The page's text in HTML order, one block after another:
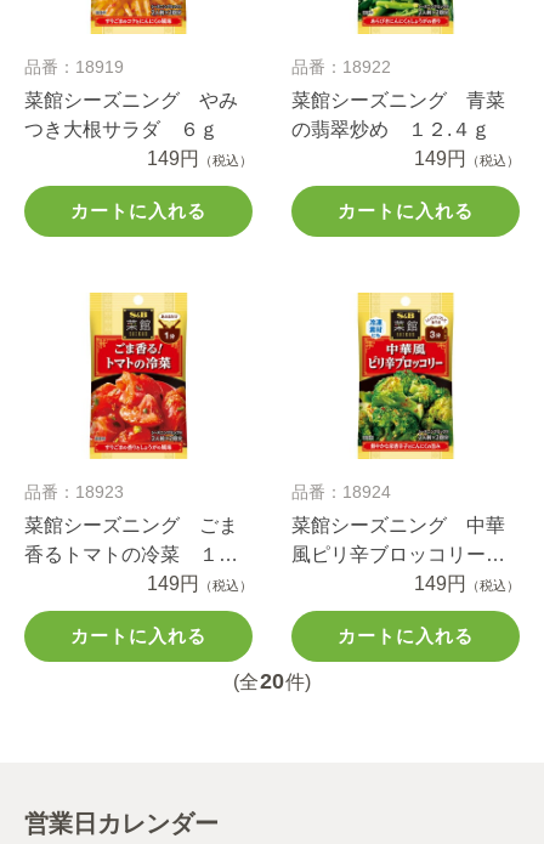
品番：18919
菜館シーズニング やみ
つき大根サラダ ６ｇ
149円
（税込）
カートに入れる
品番：18922
菜館シーズニング 青菜
の翡翠炒め １２.４ｇ
149円
（税込）
カートに入れる
品番：18923
菜館シーズニング ごま
香るトマトの冷菜 １０.
149円 （税込）
カートに入れる
品番：18924
菜館シーズニング 中華
風ピリ辛ブロッコリー
149円 （税込）
カートに入れる
(全20件)
営業日カレンダー